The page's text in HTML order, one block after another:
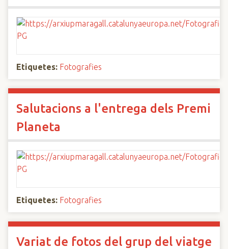
Etiquetes: Fotografies
Salutacions a l'entrega dels Premi
Planeta
Etiquetes: Fotografies
Variat de fotos del grup del viatge